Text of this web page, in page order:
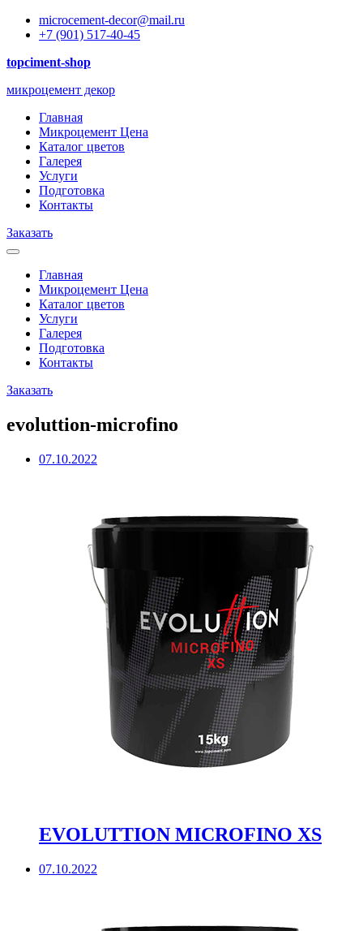
microcement-decor@mail.ru
+7 (901) 517-40-45
topciment-shop
микроцемент декор
Главная
Микроцемент Цена
Каталог цветов
Галерея
Услуги
Подготовка
Контакты
Заказать
Главная
Микроцемент Цена
Каталог цветов
Услуги
Галерея
Подготовка
Контакты
Заказать
evoluttion-microfino
07.10.2022
EVOLUTTION MICROFINO XS
07.10.2022